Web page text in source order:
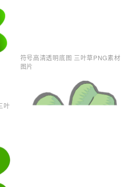
叶
符号高清透明底图 三叶草PNG素材
图片